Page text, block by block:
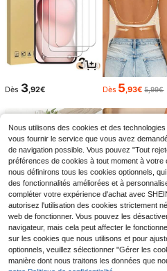
Dès 3,92€ Dès 5,93€ 5,99€
Dès2,78€ 11,61€11,85€ -
Nous utilisons des cookies et des
vous fournir le service que vous avez
de navigation possible. Vous pouvez "Tout
préférences de cookies à tout moment à votre
nous définirons tous les cookies optionnels,
des fonctionnalités améliorées et à
compléter votre expérience d'achat avec
autorisez l'utilisation des cookies strictement
web de fonctionner. Vous pouvez les
navigateur, mais cela peut affecter le
sur les cookies que nous utilisons et pour
optionnels, veuillez sélectionner "Gérer les
manière dont nous traitons les données que